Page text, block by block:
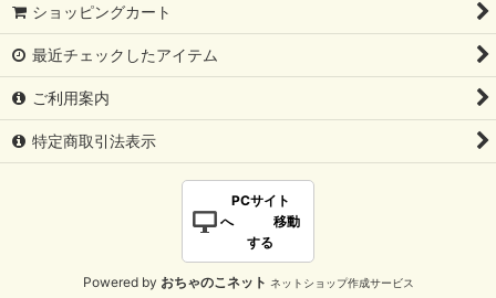
ショッピングカート
最近チェックしたアイテム
ご利用案内
特定商取引法表示
PCサイト
へ 移動
する
Powered by おちゃのこネット ネットショップ作成サービス